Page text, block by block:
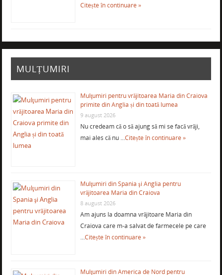
Citește în continuare »
MULȚUMIRI
Mulţumiri pentru vrăjitoarea Maria din Craiova
primite din Anglia și din toată lumea
9 august 2026
Nu credeam că o să ajung să mi se facă vrăji,
mai ales că nu …Citește în continuare »
Mulţumiri din Spania şi Anglia pentru
vrăjitoarea Maria din Craiova
8 august 2026
Am ajuns la doamna vrăjitoare Maria din
Craiova care m-a salvat de farmecele pe care
…Citește în continuare »
Mulţumiri din America de Nord pentru